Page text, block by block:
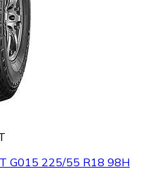
G015 225/55 R18 98H